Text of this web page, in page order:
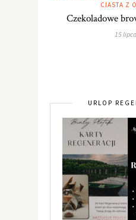
CIASTA Z
Czekoladowe
15
URLOP